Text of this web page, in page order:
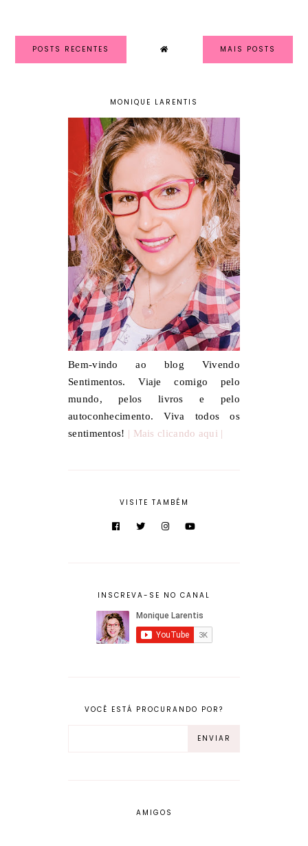
POSTS RECENTES MAIS POSTS
MONIQUE LARENTIS
Bem-vindo ao blog Vivendo
Sentimentos. Viaje comigo pelo
mundo, pelos livros e pelo
autoconhecimento. Viva todos os
sentimentos! | Mais clicando aqui |
VISITE TAMBÉM
INSCREVA-SE NO CANAL
VOCÊ ESTÁ PROCURANDO POR?
AMIGOS